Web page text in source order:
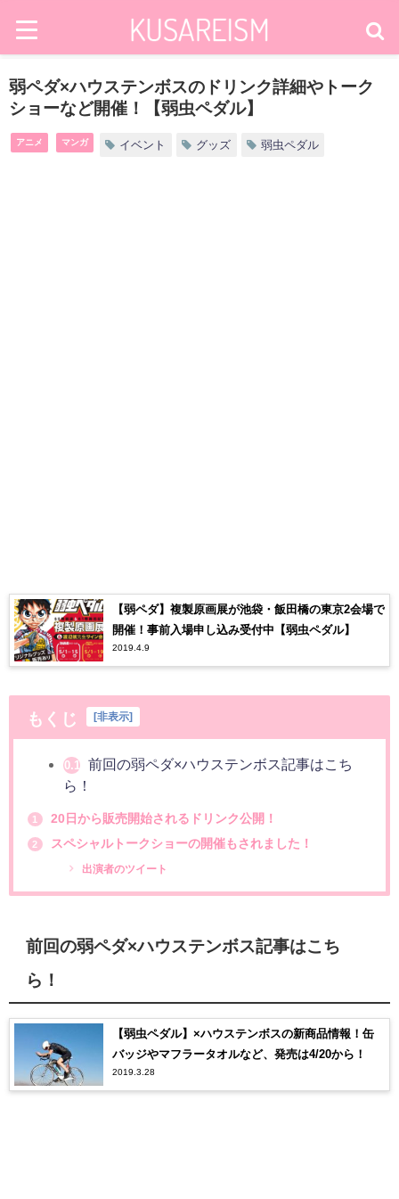
弱ペダ×ハウステンボスのドリンク詳細やトーク
ショーなど開催！【弱虫ペダル】
アニメ マンガ イベント グッズ 弱虫ペダル
【弱ペダ】複製原画展が池袋・飯田橋の東京2会場で
開催！事前入場申し込み受付中【弱虫ペダル】
2019.4.9
もくじ 非表示
0.1
前回の弱ペダ×ハウステンボス記事はこち
ら！
1 20日から販売開始されるドリンク公開！
2 スペシャルトークショーの開催もされました！
出演者のツイート
前回の弱ペダ×ハウステンボス記事はこち
ら！
【弱虫ペダル】×ハウステンボスの新商品情報！缶
バッジやマフラータオルなど、発売は4/20から！
2019.3.28